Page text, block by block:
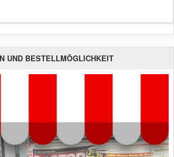
UND BESTELLMÖGLICHKEIT